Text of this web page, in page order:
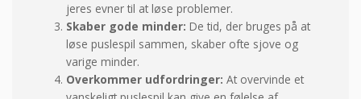
jeres evner til at løse problemer.
Skaber gode minder: De tid, der bruges på at
løse puslespil sammen, skaber ofte sjove og
varige minder.
Overkommer udfordringer: At overvinde et